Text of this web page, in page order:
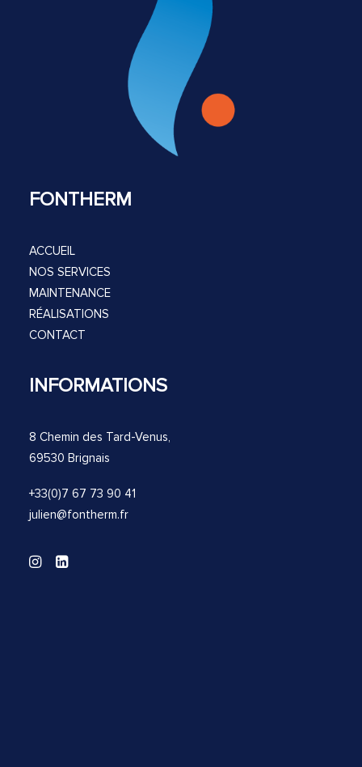
FONTHERM
ACCUEIL
NOS SERVICES
MAINTENANCE
RÉALISATIONS
CONTACT
INFORMATIONS
8 Chemin des Tard-Venus,
69530 Brignais
+33(0)7 67 73 90 41
julien@fontherm.fr